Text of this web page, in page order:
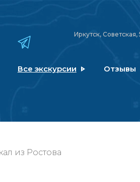
Иркутск,
Все экскурсии Отзывы
из Ростова